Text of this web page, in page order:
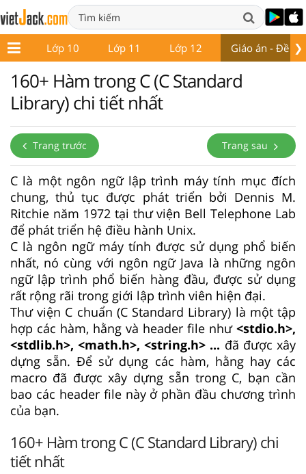
❯
9 Lớp 10 Lớp 11 Lớp 12 Giáo án - Đề thi
160+ Hàm trong C (C Standard
Library) chi tiết nhất
Trang trước Trang sau
C là một ngôn ngữ lập trình máy tính mục đích
chung, thủ tục được phát triển bởi Dennis M.
Ritchie năm 1972 tại thư viện Bell Telephone Lab
để phát triển hệ điều hành Unix.
C là ngôn ngữ máy tính được sử dụng phổ biến
nhất, nó cùng với ngôn ngữ Java là những ngôn
ngữ lập trình phổ biến hàng đầu, được sử dụng
rất rộng rãi trong giới lập trình viên hiện đại.
Thư viện C chuẩn (C Standard Library) là một tập
hợp các hàm, hằng và header file như<stdio.h>,
<stdlib.h>, <math.h>, <string.h> ... đã được xây
dựng sẵn. Để sử dụng các hàm, hằng hay các
macro đã được xây dựng sẵn trong C, bạn cần
bao các header file này ở phần đầu chương trình
của bạn.
160+ Hàm trong C (C Standard Library) chi
tiết nhất